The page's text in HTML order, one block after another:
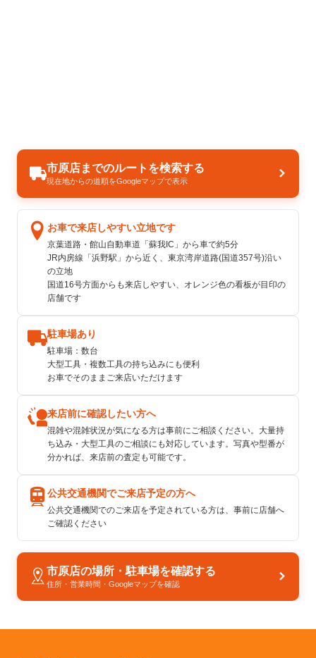
市原店までのルートを検索する
現在地からの道順をGoogleマップで表示
お車で来店しやすい立地です
京葉道路・館山自動車道「蘇我IC」から車で約5分
JR内房線「浜野駅」から近く、東京湾岸道路(国道357号)沿い
の立地
国道16号方面からも来店しやすい、オレンジ色の看板が目印の
店舗です
駐車場あり
駐車場：数台
大型工具・複数工具の持ち込みにも便利
お車でそのままご来店いただけます
来店前に確認したい方へ
混雑や混雑状況が気になる方は事前にご相談ください。大量持
ち込み・大型工具のご相談にも対応しています。写真や型番が
分かれば、来店前の査定も可能です。
公共交通機関でご来店予定の方へ
公共交通機関でのご来店を予定されている方は、事前に店舗へ
ご確認ください
市原店の場所・駐車場を確認する
住所・営業時間・Googleマップを確認